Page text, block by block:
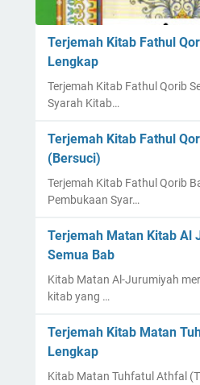
Terjemah Kitab Fathul
Lengkap
Terjemah Kitab Fathul Qorib
Syarah Kitab…
Terjemah Kitab Fathul
(Bersuci)
Terjemah Kitab Fathul Qorib
Pembukaan Syar…
Terjemah Matan Kitab Al
Semua Bab
Kitab Matan Al-Jurumiyah
kitab yang …
Terjemah Kitab Matan
Lengkap
Kitab Matan Tuhfatul Athfal